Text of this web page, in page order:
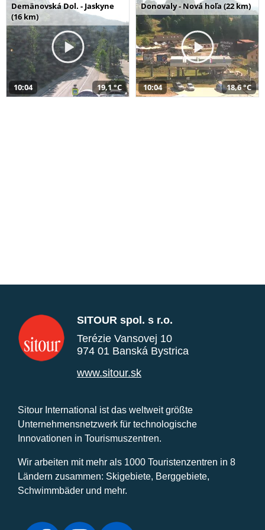
Demänovská Dol. - Jaskyne
(16 km)
10:04 19,1 °C
Donovaly - Nová hoľa (22 km)
10:04 18,6 °C
SITOUR spol. s r.o.
Terézie Vansovej 10
974 01 Banská Bystrica
www.sitour.sk
Sitour International ist das weltweit größte
Unternehmensnetzwerk für technologische
Innovationen in Tourismuszentren.
Wir arbeiten mit mehr als 1000 Touristenzentren in 8
Ländern zusammen: Skigebiete, Berggebiete,
Schwimmbäder und mehr.